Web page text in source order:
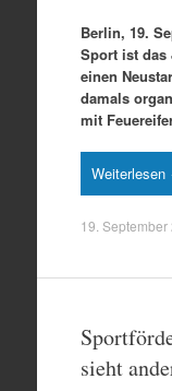
Berlin, 19.
Sport ist das
einen
damals
mit
19. September
sieht